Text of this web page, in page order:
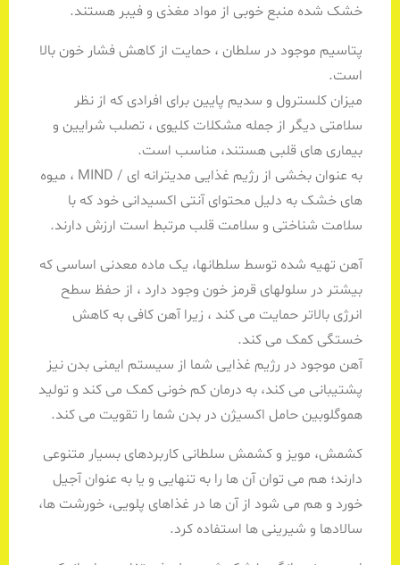
خشک شده منبع خوبی از مواد مغذی و فیبر هستند.
پتاسیم موجود در سلطان ، حمایت از کاهش فشار خون بالا
است.
میزان کلسترول و سدیم پایین برای افرادی که از نظر
سلامتی دیگر از جمله مشکلات کلیوی ، تصلب شرایین و
بیماری های قلبی هستند، مناسب است.
به عنوان بخشی از رژیم غذایی مدیترانه ای / MIND ، میوه
های خشک به دلیل محتوای آنتی اکسیدانی خود که با
سلامت شناختی و سلامت قلب مرتبط است ارزش دارند.
آهن تهیه شده توسط سلطانها، یک ماده معدنی اساسی که
بیشتر در سلولهای قرمز خون وجود دارد ، از حفظ سطح
انرژی بالاتر حمایت می کند ، زیرا آهن کافی به کاهش
خستگی کمک می کند.
آهن موجود در رژیم غذایی شما از سیستم ایمنی بدن نیز
پشتیبانی می کند، به درمان کم خونی کمک می کند و تولید
هموگلوبین حامل اکسیژن در بدن شما را تقویت می کند.
کشمش، مویز و کشمش سلطانی کاربردهای بسیار متنوعی
دارند؛ هم می توان آن ها را به تنهایی و یا به عنوان آجیل
خورد و هم می شود از آن ها در غذاهای پلویی، خورشت ها،
سالادها و شیرینی ها استفاده کرد.